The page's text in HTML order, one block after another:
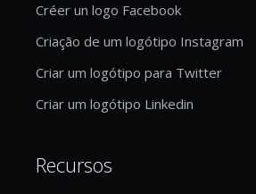
Créer un logo Facebook
Criação de um logótipo Instagram
Criar um logótipo para Twitter
Criar um logótipo Linkedin
Recursos